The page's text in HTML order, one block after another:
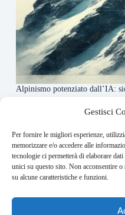
Gestisci
Per fornire le migliori esperienze,
memorizzare e/o accedere alle
tecnologie ci permetterà di elaborare
unici su questo sito. Non acconsentire
su alcune caratteristiche e funzioni.
Alpinismo potenziato dall’IA:
About this website
Rivistadellamontagna.it
notizie su montagna
Address:
VIA USODIMARE